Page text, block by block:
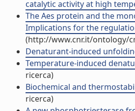
catalytic activity at high
The Aes protein and the
Implications for the
(http://www.cnr.it/ontology/
Denaturant-induced
Temperature-induced
ricerca)
Biochemical and
ricerca)